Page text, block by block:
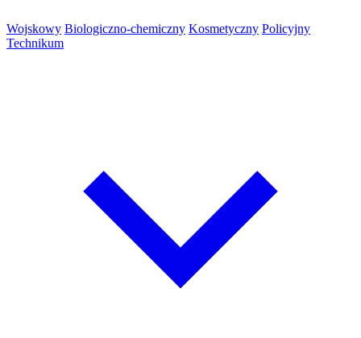
Wojskowy Biologiczno-chemiczny Kosmetyczny Policyjny
Technikum